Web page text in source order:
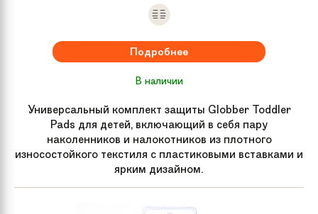
Подробнее
В наличии
Универсальный комплект защиты Globber Toddler
Pads для детей, включающий в себя пару
наколенников и налокотников из плотного
износостойкого текстиля с пластиковыми вставками и
ярким дизайном.